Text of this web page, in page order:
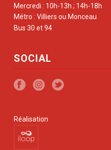
Mercredi : 10h-13h ; 14h-18h
Métro : Villiers ou Monceau
Bus 30 et 94
SOCIAL
Réalisation